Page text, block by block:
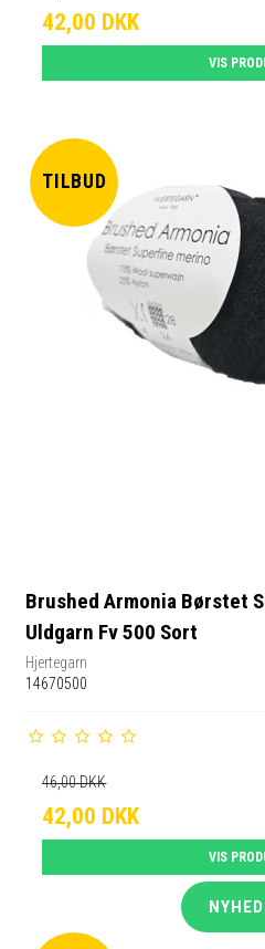
42,00 DKK
VIS
TILBUD
Brushed Armonia Børstet
Uldgarn Fv 500 Sort
Hjertegarn
14670500
46,00 DKK
42,00 DKK
VIS